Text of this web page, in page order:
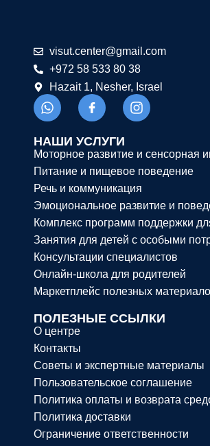
moc.liamg
@retnec.tusiv
+972 58 533 80 38
Hazait 1, Nesher, Israel
НАШИ УСЛУГИ
Моторное развитие и сенсорная
Питание и пищевое поведение
Речь и коммуникация
Эмоциональное развитие и
Комплекс программ поддержки
Занятия для детей с особыми
Консультации специалистов
Онлайн-школа для родителей
Маркетплейс полезных
ПОЛЕЗНЫЕ ССЫЛКИ
О центре
Контакты
Советы и экспертные материалы
Пользовательское соглашение
Политика оплаты и возврата
Политика доставки
Ограничение ответственности